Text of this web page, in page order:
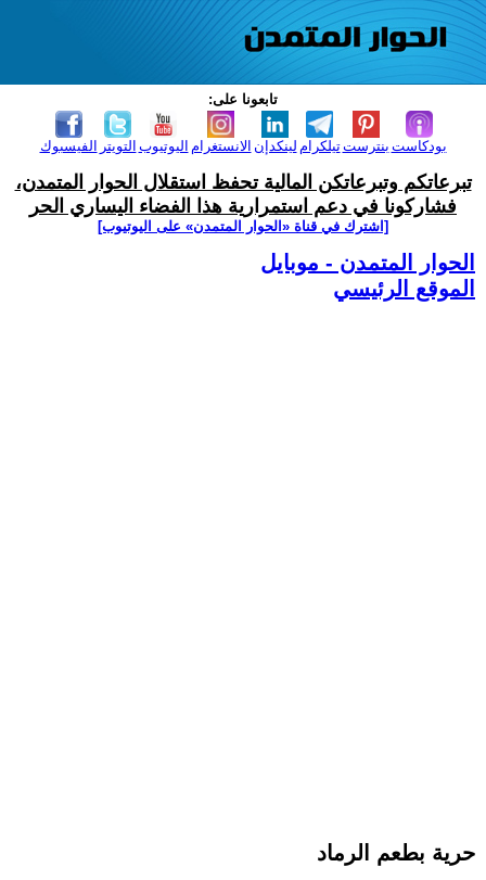
تابعونا على:
الفيسبوك التويتر اليوتيوب الانستغرام لينكدإن تيلكرامبنترست بودكاست
تبرعاتكم وتبرعاتكن المالية تحفظ استقلال الحوار المتمدن،
فشاركونا في دعم استمرارية هذا الفضاء اليساري الحر
[اشترك في قناة ‫«الحوار المتمدن» على اليوتيوب]
الحوار المتمدن - موبايل
الموقع الرئيسي
حرية بطعم الرماد